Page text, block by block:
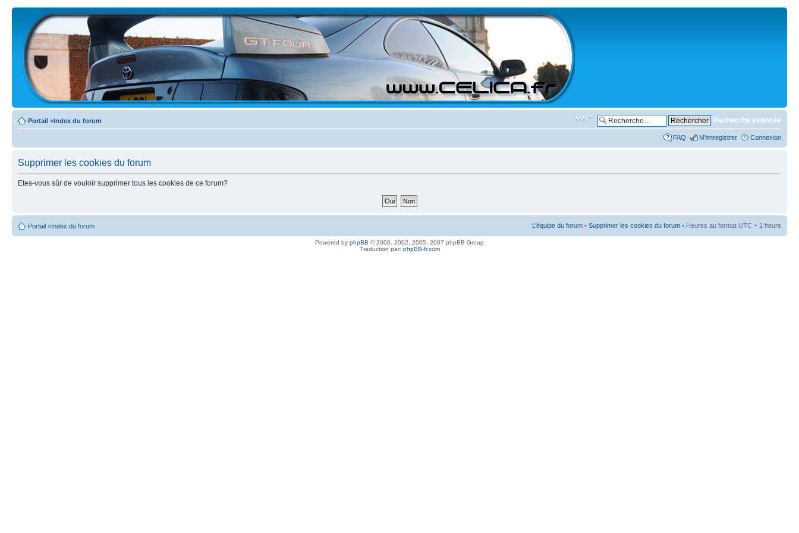
Portail »Index du forum Recherche avancée
FAQ M’enregistrer Connexion
Supprimer les cookies du forum
Etes-vous sûr de vouloir supprimer tous les cookies de ce forum?
Portail »Index du forum L’équipe du forum • Supprimer les cookies du forum • Heures au format UTC + 1 heure
Powered by phpBB © 2000, 2002, 2005, 2007 phpBB Group
Traduction par: phpBB-fr.com